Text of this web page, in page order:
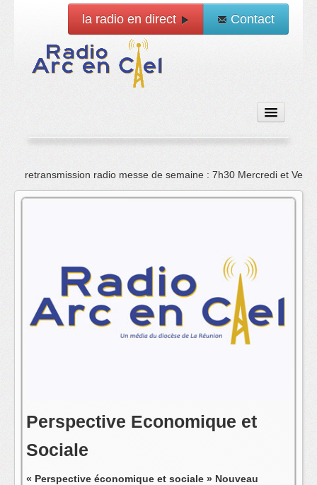
la radio en direct Contact
Accueil
Emissions
La radio
L'équipe
retransmission radio messe de semaine : 7h30 Mercredi et
Perspective Economique et
Sociale
« Perspective économique et sociale » Nouveau